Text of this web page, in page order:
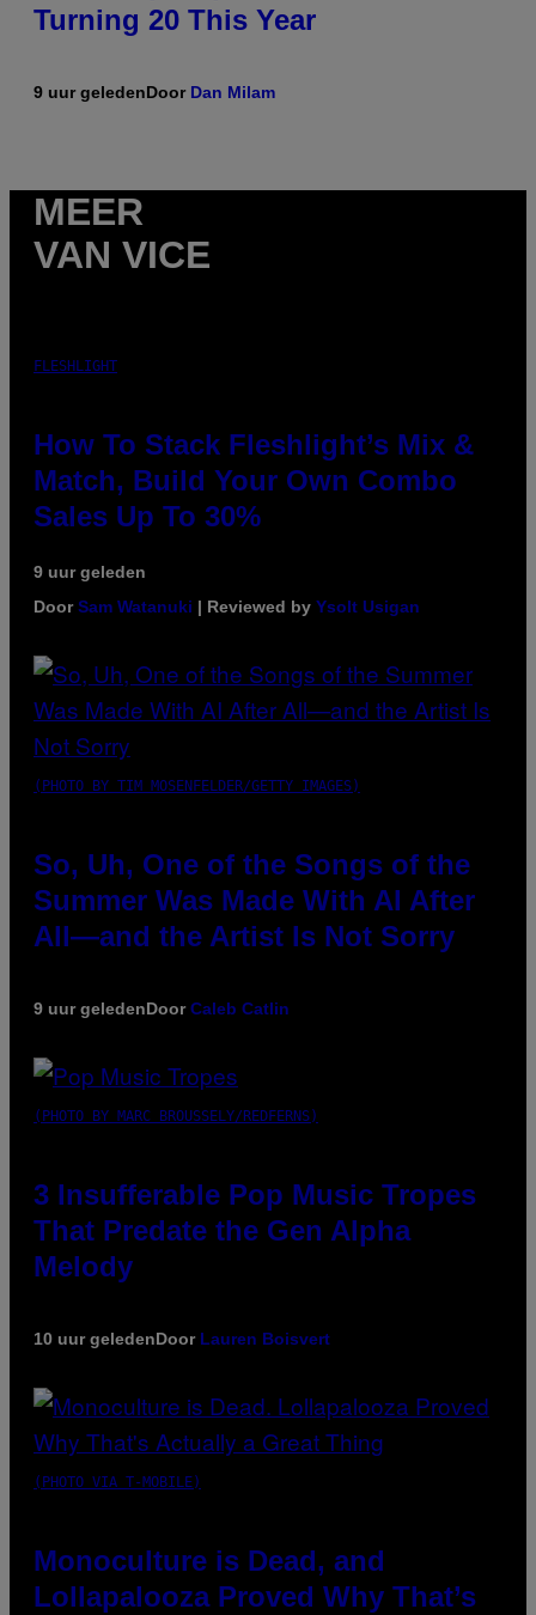
Turning 20 This Year
9 uur geledenDoor Dan Milam
MEER
VAN VICE
FLESHLIGHT
How To Stack Fleshlight’s Mix &
Match, Build Your Own Combo
Sales Up To 30%
9 uur geleden
DoorSam Watanuki | Reviewed by Ysolt Usigan
(PHOTO BY TIM MOSENFELDER/GETTY IMAGES)
So, Uh, One of the Songs of the
Summer Was Made With AI After
All—and the Artist Is Not Sorry
9 uur geledenDoorCaleb Catlin
(PHOTO BY MARC BROUSSELY/REDFERNS)
3 Insufferable Pop Music Tropes
That Predate the Gen Alpha
Melody
10 uur geledenDoor Lauren Boisvert
(PHOTO VIA T-MOBILE)
Monoculture is Dead, and
Lollapalooza Proved Why That’s